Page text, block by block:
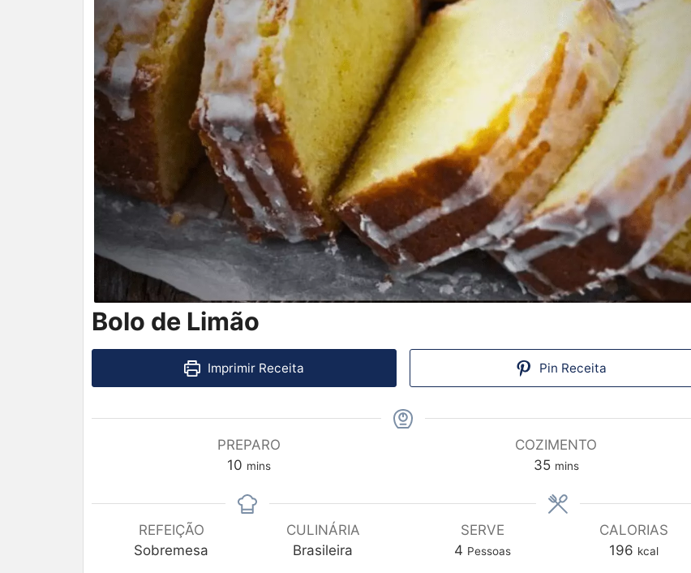
Bolo de Limão
Imprimir Receita Pin Receita
PREPARO
10 mins
COZIMENTO
35 mins
REFEIÇÃO
Sobremesa
CULINÁRIA
Brasileira
SERVE
4 Pessoas
CALORIAS
196 kcal